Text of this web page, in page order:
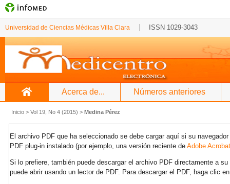
Universidad de Ciencias Médicas Villa Clara ISSN 1029-3043
Acerca de... Números anteriores
Inicio > Vol 19, No 4 (2015) > Medina Pérez
El archivo PDF que ha seleccionado se debe cargar aquí si su
PDF plug-in instalado (por ejemplo, una versión reciente de Adobe
Si lo prefiere, también puede descargar el archivo PDF directamente a su
puede abrir usando un lector de PDF. Para descargar el PDF, haga clic